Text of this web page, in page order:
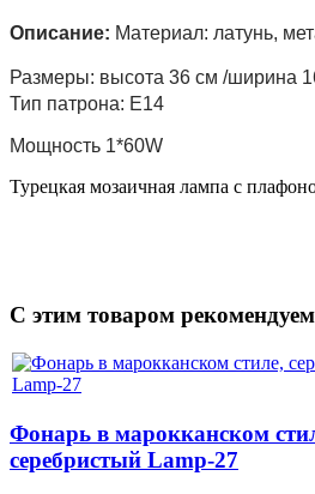
Описание: Материал: латунь,
Размеры: высота 36 см /ширина
Тип патрона: Е14
Мощность 1*60W
Турецкая мозаичная лампа с
C этим товаром рекомендуем
Фонарь в марокканском
серебристый Lamp-27